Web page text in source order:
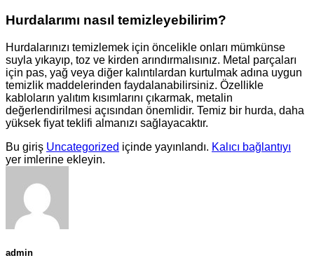
Hurdalarımı nasıl temizleyebilirim?
Hurdalarınızı temizlemek için öncelikle onları mümkünse
suyla yıkayıp, toz ve kirden arındırmalısınız. Metal parçaları
için pas, yağ veya diğer kalıntılardan kurtulmak adına uygun
temizlik maddelerinden faydalanabilirsiniz. Özellikle
kabloların yalıtım kısımlarını çıkarmak, metalin
değerlendirilmesi açısından önemlidir. Temiz bir hurda, daha
yüksek fiyat teklifi almanızı sağlayacaktır.
Bu giriş Uncategorized içinde yayınlandı. Kalıcı bağlantıyı
yer imlerine ekleyin.
admin